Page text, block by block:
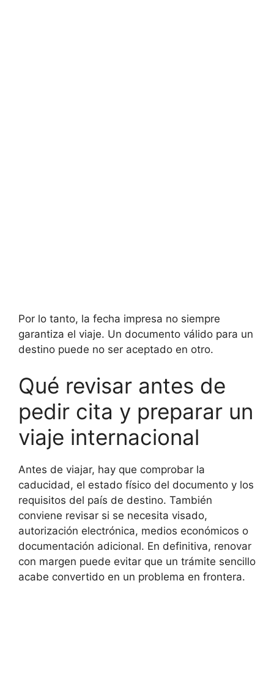
Por lo tanto, la fecha impresa no siempre
garantiza el viaje. Un documento válido para un
destino puede no ser aceptado en otro.
Qué revisar antes de
pedir cita y preparar un
viaje internacional
Antes de viajar, hay que comprobar la
caducidad, el estado físico del documento y los
requisitos del país de destino. También
conviene revisar si se necesita visado,
autorización electrónica, medios económicos o
documentación adicional. En definitiva, renovar
con margen puede evitar que un trámite sencillo
acabe convertido en un problema en frontera.